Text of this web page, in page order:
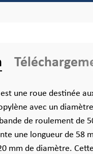
une roue destinée
avec un
de roulement de
une longueur de 58
mm de diamètre.